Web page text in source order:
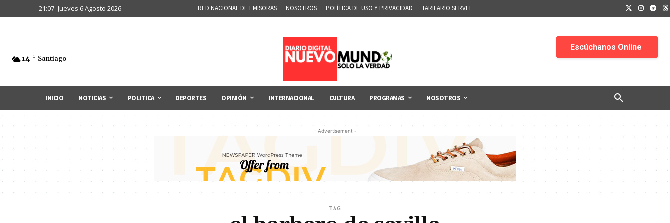
21:07 -Jueves 6 Agosto 2026 RED NACIONAL DE EMISORAS NOSOTROS POLÍTICA DE USO Y PRIVACIDAD TARIFARIO SERVEL
14 C Santiago
INICIO NOTICIAS POLITICA DEPORTES OPINIÓN INTERNACIONAL CULTURA PROGRAMAS NOSOTROS
- Advertisement -
TAG